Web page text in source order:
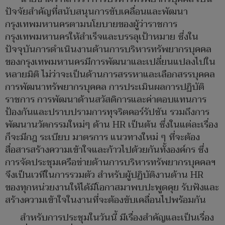
ปัจจัยสำคัญที่สนับสนุนการขับเคลื่อนและพัฒนา
กรุงเทพมหานครตามนโยบายของผู้ว่าราชการ
กรุงเทพมหานครให้สำเร็จและบรรลุเป้าหมาย ซึ่งใน
ปัจจุบันการดำเนินงานด้านการบริหารทรัพยากรบุคคล
ของกรุงเทพมหานครมีการพัฒนาและเปลี่ยนแปลงไปใน
หลายมิติ ไม่ว่าจะเป็นด้านการสรรหาและเลือกสรรบุคคล
การพัฒนาทรัพยากรบุคคล การประเมินผลการปฏิบัติ
ราชการ การพัฒนาด้านสวัสดิการและค่าตอบแทนการ
ป้องกันและปราบปรามการทุจริตคอร์รัปชัน รวมถึงการ
พัฒนานวัตกรรมใหม่ๆ ด้าน HR เป็นต้น ซึ่งในแต่ละเรื่อง
ก็จะมีกฎ ระเบียบ มาตรการ แนวทางใหม่ ๆ ที่จะต้อง
สื่อสารสร้างความเข้าใจและก้าวไปด้วยกันทั้งองค์กร ซึ่ง
การจัดประชุมเครือข่ายด้านการบริหารทรัพยากรบุคคลฯ
จึงเป็นเวทีในการรวมตัว สำหรับผู้ปฏิบัติงานด้าน HR
ของทุกหน่วยงานให้ได้มีโอกาสมาพบปะพูดคุย รับฟังและ
สร้างความเข้าใจในงานที่จะต้องขับเคลื่อนไปพร้อมกัน
สำหรับการประชุมในวันนี้ มีเรื่องสำคัญและเป็นเรื่อง